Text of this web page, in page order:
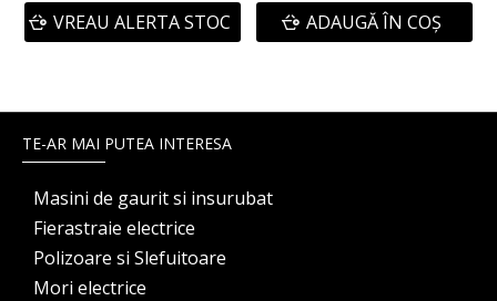
VREAU ALERTA STOC ADAUGĂ ÎN COŞ
TE-AR MAI PUTEA INTERESA
Masini de gaurit si insurubat
Fierastraie electrice
Polizoare si Slefuitoare
Mori electrice